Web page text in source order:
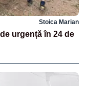
Stoica Marian
urgență în 24 de